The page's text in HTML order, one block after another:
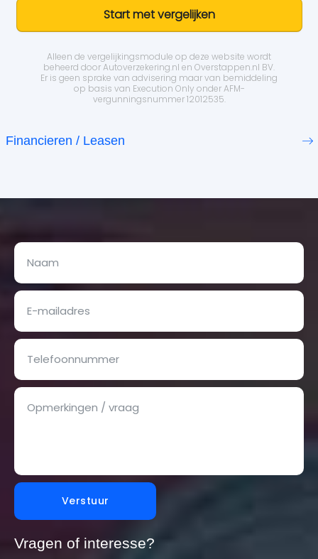
Start met vergelijken
Alleen de vergelijkingsmodule op deze website wordt
beheerd doorAutoverzekering.nl en Overstappen.nl BV.
Er is geen sprake van advisering maar van bemiddeling
op basis van Execution Only onder AFM-
vergunningsnummer 12012535.
Financieren / Leasen
Verstuur
Vragen of interesse?